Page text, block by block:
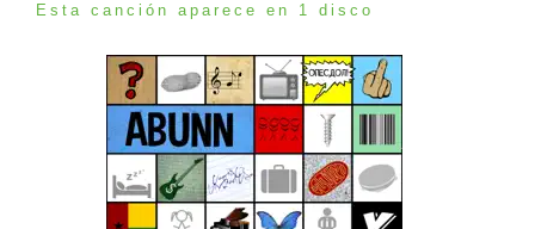
Esta canción aparece en 1 disco